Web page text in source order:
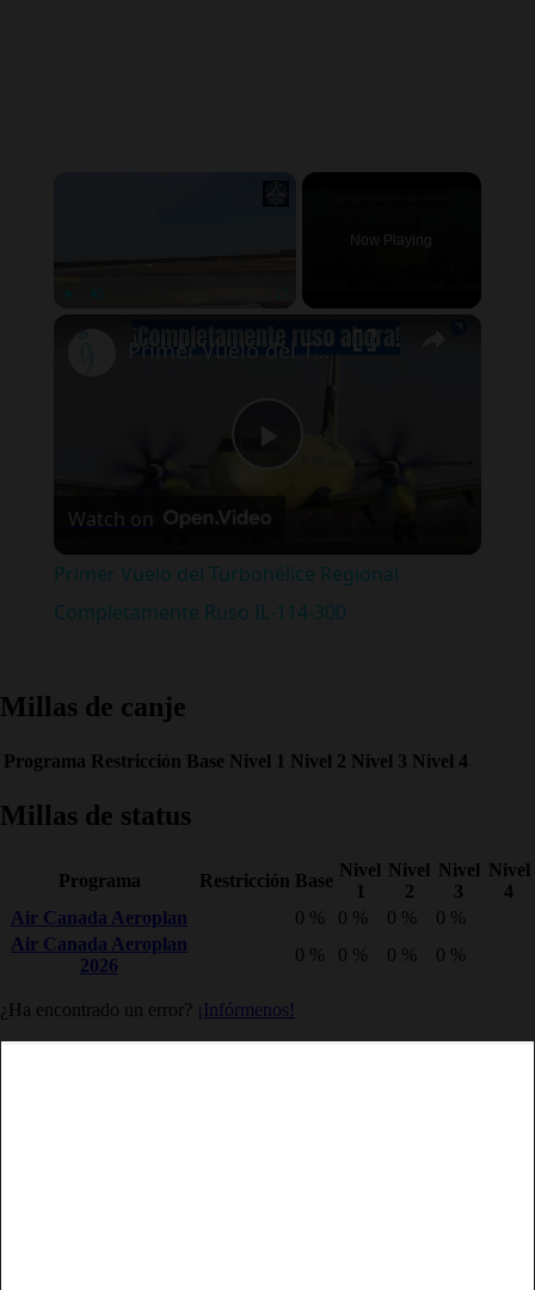
×
Now Playing
Play
Primer Vuelo del Turbohélice Regional Completamente Ruso IL-114-300
Watch on
Primer Vuelo del Turbohélice Regional
Completamente Ruso IL-114-300
Millas de canje
Programa Restricción Base Nivel 1 Nivel 2 Nivel 3 Nivel 4
Millas de status
Programa Restricción Base
Nivel
1
Nivel
2
Nivel
3
Nivel
4
Air Canada Aeroplan
0 % 0 % 0 %
0 %
Air Canada Aeroplan
2026
0 % 0 % 0 % 0 %
¿Ha encontrado un error? ¡Infórmenos!